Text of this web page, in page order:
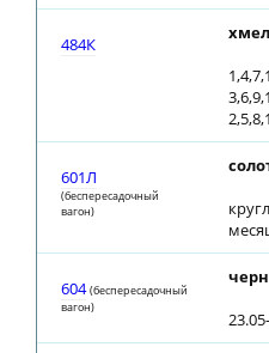
484К
601Л
(беспересадочный
вагон)
604 (беспересадочный
вагон)